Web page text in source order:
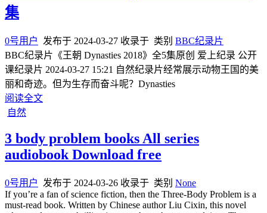
集
0号用户 发布于 2024-03-27 收录于 类别 BBC纪录片
BBC纪录片《王朝 Dynasties 2018》全5集原创 爱上纪录 公开
课纪录片 2024-03-27 15:21 自然纪录片经常展示动物王国的美
丽和奇迹。但为生存而奋斗呢？Dynasties
阅读全文
自然
3 body problem books All series
audiobook Download free
0号用户 发布于 2024-03-26 收录于 类别 None
If you’re a fan of science fiction, then the Three-Body Problem is a
must-read book. Written by Chinese author Liu Cixin, this novel